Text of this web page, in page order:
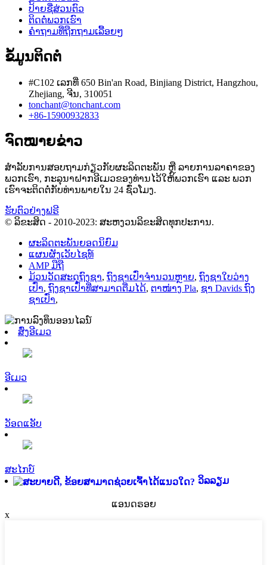
ປ້າຍຊື່ສ່ວນຕົວ
ຕິດຕໍ່ພວກເຮົາ
ຄຳຖາມທີ່ຖືກຖາມເລື້ອຍໆ
ຂໍ້ມູນຕິດຕໍ່
#C102 ເລກທີ່ 650 Bin'an Road, Binjiang District, Hangzhou,
Zhejiang, ຈີນ, 310051
tonchant@tonchant.com
+86-15900932833
ຈົດໝາຍຂ່າວ
ສຳລັບການສອບຖາມກ່ຽວກັບຜະລິດຕະພັນ ຫຼື ລາຍການລາຄາຂອງ
ພວກເຮົາ, ກະລຸນາຝາກອີເມວຂອງທ່ານໄວ້ໃຫ້ພວກເຮົາ ແລະ ພວກ
ເຮົາຈະຕິດຕໍ່ກັບທ່ານພາຍໃນ 24 ຊົ່ວໂມງ.
ຮັບຕົວຢ່າງຟຣີ
© ລິຂະສິດ - 2010-2023: ສະຫງວນລິຂະສິດທຸກປະການ.
ຜະລິດຕະພັນຍອດນິຍົມ
ແຜນຜັງເວັບໄຊທ໌
AMP ມືຖື
ມ້ວນວັດສະດຸຖົງຊາ, ຖົງຊາເປົ່າຈຳນວນຫຼາຍ, ຖົງຊາໃບວ່າງ
ເປົ່າ, ຖົງຊາເປົ່າທີ່ສາມາດຕື່ມໄດ້, ຕາໜ່າງ Pla, ຊາ Davids ຖົງ
ຊາເປົ່າ,
ສົ່ງອີເມວ
ອີເມວ
ວັອດແອັບ
ສະໄກບ໌
ວິລລຽມ
ແອນດຣອຍ
x